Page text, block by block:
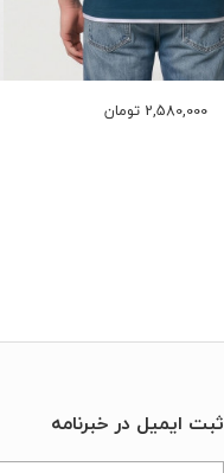
2,580,000 تومان
ثبت ایمیل در خبرنامه